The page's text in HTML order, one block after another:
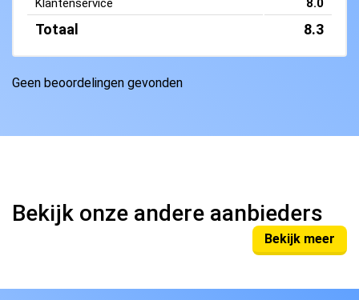
Klantenservice
8.0
Totaal 8.3
Geen beoordelingen gevonden
Bekijk onze andere aanbieders
Bekijk meer